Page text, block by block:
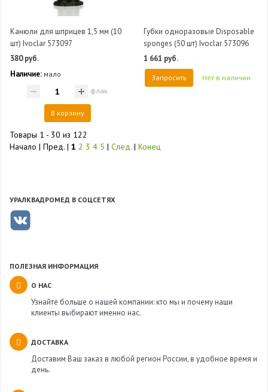
Канюли для шприцев 1,5 мм (10
шт) Ivoclar 573097
380 руб.
Наличие: мало
флак
В корзину
Губки одноразовые Disposable
sponges (50 шт) Ivoclar 573096
1 661 руб.
Запросить Нет в наличии
Товары 1 - 30 из 122
Начало | Пред. | 1 2 3 4 5 | След. | Конец
УРАЛКВАДРОМЕД В СОЦСЕТЯХ
ПОЛЕЗНАЯ ИНФОРМАЦИЯ
О НАС
Узнайте больше о нашей компании: кто мы и почему наши
клиенты выбирают именно нас.
ДОСТАВКА
Доставим Ваш заказ в любой регион России, в удобное время и
день.